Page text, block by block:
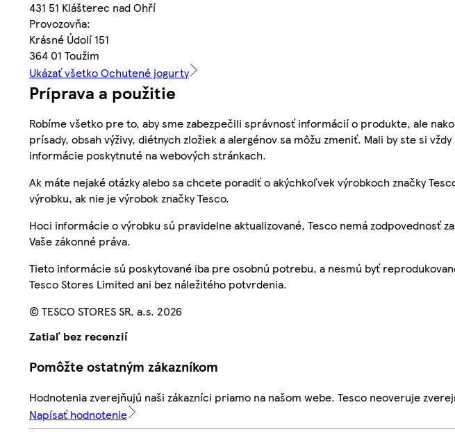
431 51 Klášterec nad Ohří
Provozovňa:
Krásné Údolí 151
364 01 Toužim
Ukázať všetko Ochutené jogurty
Príprava a použitie
Robíme všetko pre to, aby sme zabezpečili správnosť informácií o produkte, ale
prísady, obsah výživy, diétnych zložiek a alergénov sa môžu zmeniť. Mali by ste si
informácie poskytnuté na webových stránkach.
Ak máte nejaké otázky alebo sa chcete poradiť o akýchkoľvek výrobkoch značky
výrobku, ak nie je výrobok značky Tesco.
Hoci informácie o výrobku sú pravidelne aktualizované, Tesco nemá zodpovednosť
Vaše zákonné práva.
Tieto informácie sú poskytované iba pre osobnú potrebu, a nesmú byť
Tesco Stores Limited ani bez náležitého potvrdenia.
© TESCO STORES SR, a.s. 2026
Zatiaľ bez recenzií
Pomôžte ostatným zákazníkom
Hodnotenia zverejňujú naši zákazníci priamo na našom webe. Tesco neoveruje
Napísať hodnotenie